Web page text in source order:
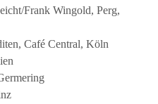
Frank Wingold, Perg,
Café Central, Köln